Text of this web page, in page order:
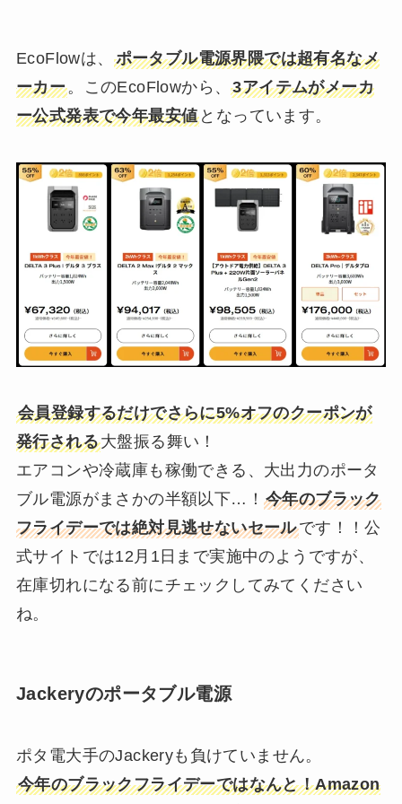
EcoFlowは、 ポータブル電源界隈では超有名なメ
ーカー。このEcoFlowから、3アイテムがメーカ
ー公式発表で今年最安値 となっています。
会員登録するだけでさらに5%オフのクーポンが
発行される大盤振る舞い！
エアコンや冷蔵庫も稼働できる、大出力のポータ
ブル電源がまさかの半額以下…！ 今年のブラック
フライデーでは絶対見逃せないセールです！！公
式サイトでは12月1日まで実施中のようですが、
在庫切れになる前にチェックしてみてください
ね。
Jackeryのポータブル電源
ポタ電大手のJackeryも負けていません。
今年のブラックフライデーではなんと！Amazon